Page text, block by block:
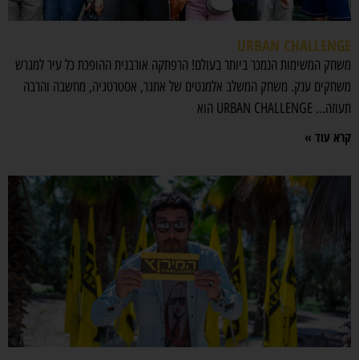
URBAN CHALLENGE
משחק המשימות הנמכר ביותר בעולם! הרפתקה אורבנית ההופכת כל עיר למגרש
משחקים ענק. משחק המשלב אלמנטים של אתגר, אסטרטגיה, מחשבה והרבה
תעוזה… URBAN CHALLENGE הוא
קרא עוד »